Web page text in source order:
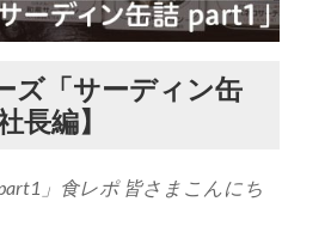
ズ「サーディン缶
長編】
」食レポ 皆さまこんにち